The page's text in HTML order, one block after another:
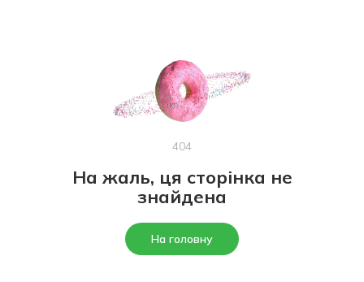
404
На жаль, ця сторінка не
знайдена
На головну